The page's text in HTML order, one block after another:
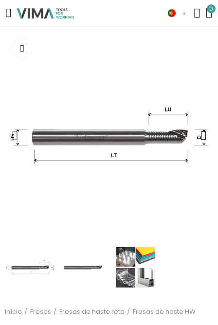
0
Início Fresas Fresas de haste reta Fresas de haste HW